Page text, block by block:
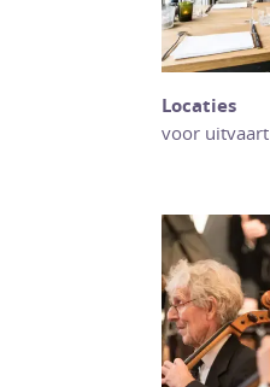
Locaties
voor uitvaart